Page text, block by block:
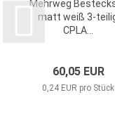
Mehrweg
matt weiß 3-
CPLA...
60,05 EUR
0,24 EUR pro Stück